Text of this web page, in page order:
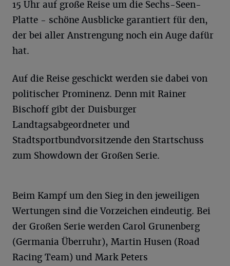
15 Uhr auf große Reise um die Sechs-Seen-
Platte - schöne Ausblicke garantiert für den,
der bei aller Anstrengung noch ein Auge dafür
hat.
Auf die Reise geschickt werden sie dabei von
politischer Prominenz. Denn mit Rainer
Bischoff gibt der Duisburger
Landtagsabgeordneter und
Stadtsportbundvorsitzende den Startschuss
zum Showdown der Großen Serie.
Beim Kampf um den Sieg in den jeweiligen
Wertungen sind die Vorzeichen eindeutig. Bei
der Großen Serie werden Carol Grunenberg
(Germania Überruhr), Martin Husen (Road
Racing Team) und Mark Peters